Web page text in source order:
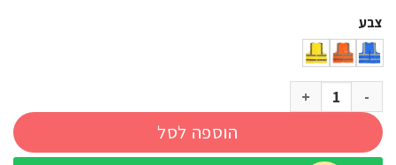
צבע
כמות של אפוד זוהר למפקח
הוספה לסל